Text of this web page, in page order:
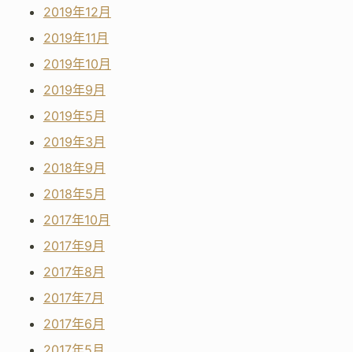
2019年12月
2019年11月
2019年10月
2019年9月
2019年5月
2019年3月
2018年9月
2018年5月
2017年10月
2017年9月
2017年8月
2017年7月
2017年6月